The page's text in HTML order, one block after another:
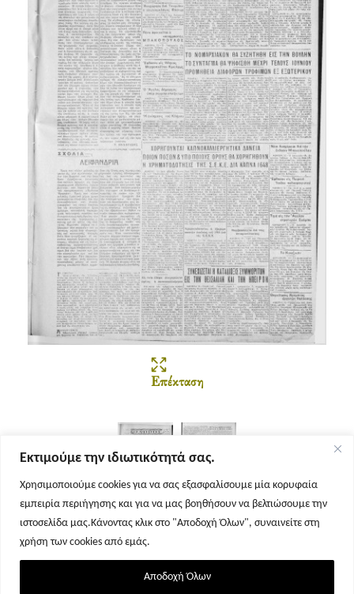
Εκτιμούμε την ιδιωτικότητά σας.
Χρησιμοποιούμε cookies για να σας εξασφαλίσουμε μία κορυφαία
εμπειρία περιήγησης και για να μας βοηθήσουν να βελτιώσουμε την
ιστοσελίδα μας.Κάνοντας κλικ στο "Αποδοχή Όλων", συναινείτε στη
χρήση των cookies από εμάς.
Αποδοχή Όλων
Επέκταση
Σελίδα 1 Σελίδα 2